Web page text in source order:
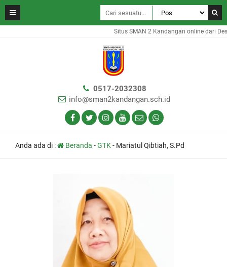
Situs SMAN 2 Kandangan online dari
0517-2032308
info@sman2kandangan.sch.id
Anda ada di : Beranda -GTK- Mariatul Qibtiah, S.Pd